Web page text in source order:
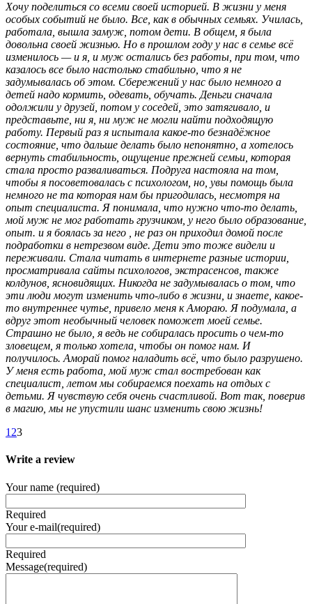
Хочу поделиться со всеми своей историей. В жизни у меня
особых событий не было. Все, как в обычных семьях. Училась,
работала, вышла замуж, потом дети. В общем, я была
довольна своей жизнью. Но в прошлом году у нас в семье всё
изменилось — и я, и муж остались без работы, при том, что
казалось все было настолько стабильно, что я не
задумывалась об этом. Сбережений у нас было немного а
детей надо кормить, одевать, обучать. Деньги сначала
одолжили у друзей, потом у соседей, это затягивало, и
представьте, ни я, ни муж не могли найти подходящую
работу. Первый раз я испытала какое-то безнадёжное
состояние, что дальше делать было непонятно, а хотелось
вернуть стабильность, ощущение прежней семьи, которая
стала просто разваливаться. Подруга настояла на том,
чтобы я посоветовалась с психологом, но, увы помощь была
немного не та которая нам бы пригодилась, несмотря на
опыт специалиста. Я понимала, что нужно что-то делать,
мой муж не мог работать грузчиком, у него было образование,
опыт. и я боялась за него , не раз он приходил домой после
подработки в нетрезвом виде. Дети это тоже видели и
переживали. Стала читать в интернете разные истории,
просматривала сайты психологов, экстрасенсов, также
колдунов, ясновидящих. Никогда не задумывалась о том, что
эти люди могут изменить что-либо в жизни, и знаете, какое-
то внутреннее чутье, привело меня к Амораю. Я подумала, а
вдруг этот необычный человек поможет моей семье.
Страшно не было, я ведь не собиралась просить о чем-то
зловещем, я только хотела, чтобы он помог нам. И
получилось. Аморай помог наладить всё, что было разрушено.
У меня есть работа, мой муж стал востребован как
специалист, летом мы собираемся поехать на отдых с
детьми. Я чувствую себя очень счастливой. Вот так, поверив
в магию, мы не упустили шанс изменить свою жизнь!
1 23
Write a review
Your name (required)
Required
Your e-mail(required)
Required
Message(required)